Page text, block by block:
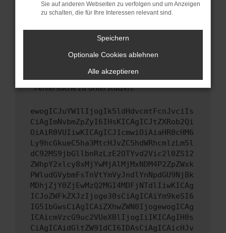
führen, dass bestimmte Funktionen nicht mehr
unterstützt werden.
Wende dich an den Webseitenbetreiber.
Wenn du alle oben genannten Schritte versucht
hast, kontaktiere uns bitte. Wir werden
uns diesen Text schicken, um uns bei der
Fehlersuche zu unterstützen:
ewogICJuYW1lIjogIk5ldHdvcmtFcnJvciIs
CiAgImNvbmZpZyI6IHsKICAgICJtZXRob2Qi
OiAiR0VUIiwKICAgICJ1cmwiOiAiaHR0cHM6
Ly9hcGkueC5ha3MtcHJvZC5hdWRhcmlzLm5l
dC92MS9jbGllbnRzLzE2OTYvd2Vic2l0ZS12
ZWhpY2xlcy8xMjYwMjAlMjMxNDM4P2ZpZWxk
PWludGVybmFsTnVtYmVyJndlYnNpdGU9NjBk
MDhjZjY0ZjEwMzQ2MGI4MDFjNTdlIiwKICAg
ICJoZWFkZXJzIjoge30sCiAgICAiYm9keSI6
IG51bGwsCiAgICAiZXhwZWN0IjogewogICAg
ICAicmVzcG9uc2VUeXBlIjogIiIKICAgIH0s
CiAgICAidGltZW91dCI6IDAsCiAgICAicHJv
Sie auf anderen Webseiten zu verfolgen und um Anzeigen
zu schalten, die für Ihre Interessen relevant sind.
Speichern
Optionale Cookies ablehnen
Alle akzeptieren